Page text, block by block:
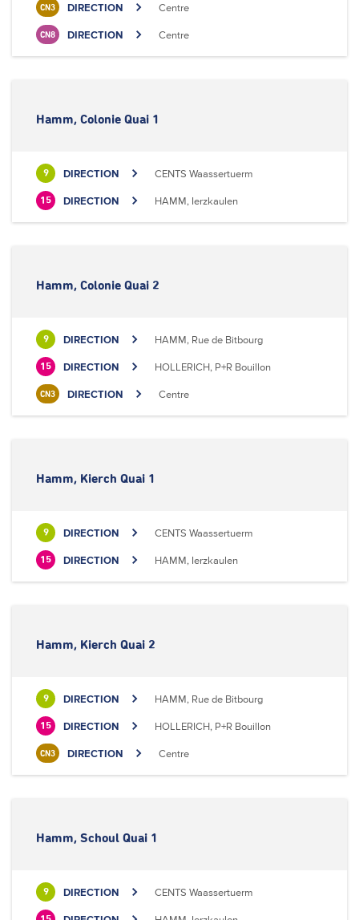
CN3 DIRECTION Centre
CN8 DIRECTION Centre
Hamm, Colonie Quai 1
9 DIRECTION CENTS Waassertuerm
15 DIRECTION HAMM, Ierzkaulen
Hamm, Colonie Quai 2
9 DIRECTION HAMM, Rue de Bitbourg
15 DIRECTION HOLLERICH, P+R Bouillon
CN3 DIRECTION Centre
Hamm, Kierch Quai 1
9 DIRECTION CENTS Waassertuerm
15 DIRECTION HAMM, Ierzkaulen
Hamm, Kierch Quai 2
9 DIRECTION HAMM, Rue de Bitbourg
15 DIRECTION HOLLERICH, P+R Bouillon
CN3 DIRECTION Centre
Hamm, Schoul Quai 1
9 DIRECTION CENTS Waassertuerm